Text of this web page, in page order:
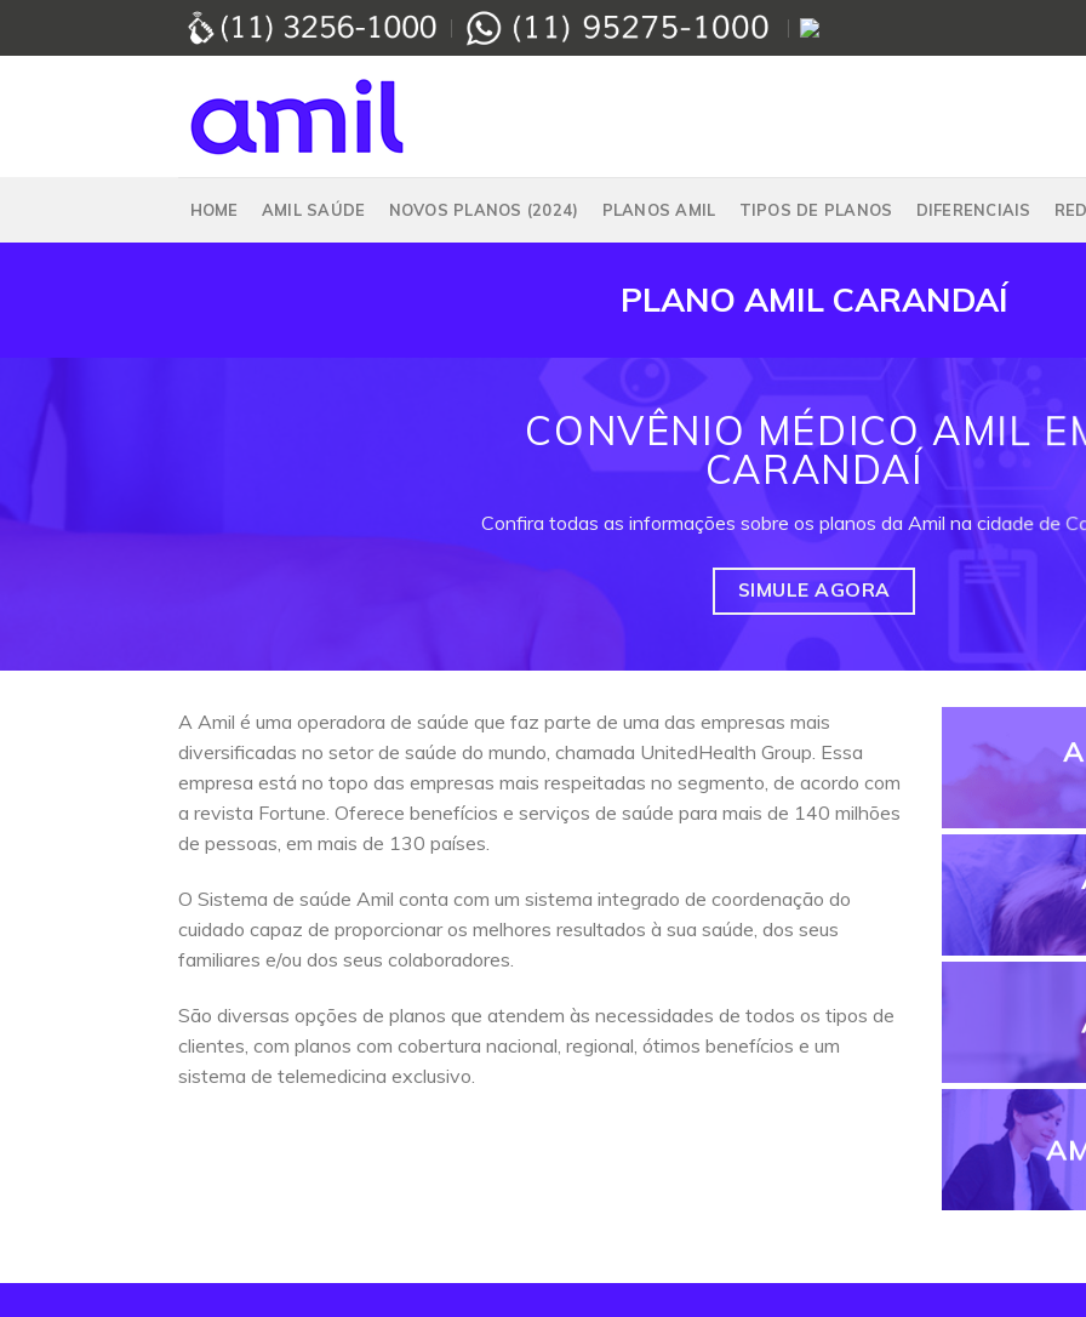
HOME AMIL SAÚDE NOVOS PLANOS (2024) PLANOS AMIL TIPOS DE PLANOS DIFERENCIAIS
PLANO AMIL CARANDAÍ
CONVÊNIO MÉDICO AMIL
CARANDAÍ
Confira todas as informações sobre os planos da Amil na cidade de
SIMULE AGORA
A Amil é uma operadora de saúde que faz parte de uma das empresas mais
diversificadas no setor de saúde do mundo, chamada UnitedHealth Group. Essa
empresa está no topo das empresas mais respeitadas no segmento, de acordo com
a revista Fortune. Oferece benefícios e serviços de saúde para mais de 140 milhões
de pessoas, em mais de 130 países.
O Sistema de saúde Amil conta com um sistema integrado de coordenação do
cuidado capaz de proporcionar os melhores resultados à sua saúde, dos seus
familiares e/ou dos seus colaboradores.
São diversas opções de planos que atendem às necessidades de todos os tipos de
clientes, com planos com cobertura nacional, regional, ótimos benefícios e um
sistema de telemedicina exclusivo.